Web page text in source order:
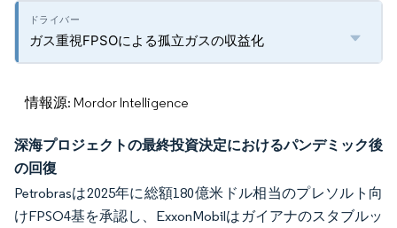
ガス重視FPSOによる孤立ガスの収益化
情報源: Mordor Intelligence
深海プロジェクトの最終投資決定におけるパンデミック後
の回復
Petrobrasは2025年に総額180億米ドル相当のプレソルト向
けFPSO4基を承認し、ExxonMobilはガイアナのスタブルッ